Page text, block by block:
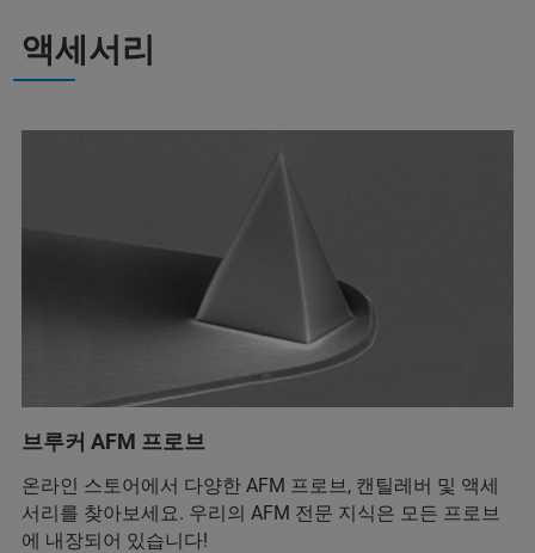
액세서리
브루커 AFM 프로브
온라인 스토어에서 다양한 AFM 프로브, 캔틸레버 및 액세
서리를 찾아보세요. 우리의 AFM 전문 지식은 모든 프로브
에 내장되어 있습니다!